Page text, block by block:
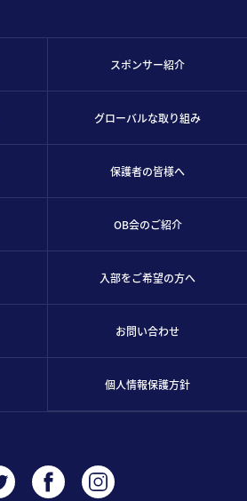
スポンサー紹介
グローバルな取り組み
保護者の皆様へ
OB会のご紹介
入部をご希望の方へ
お問い合わせ
個人情報保護方針